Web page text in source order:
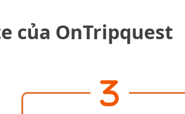
của OnTripquest